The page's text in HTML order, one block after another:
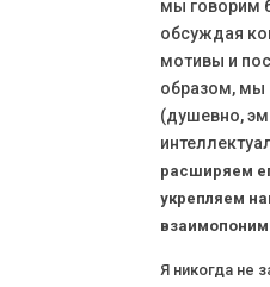
мы говорим
обсуждая
мотивы и
образом, мы
(душевно,
расширяем
укрепляем
Я никогда не